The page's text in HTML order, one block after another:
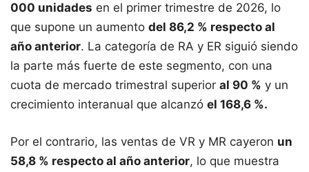
000 unidades en el primer trimestre de 2026, lo
que supone un aumento del 86,2 % respecto al
año anterior. La categoría de RA y ER siguió siendo
la parte más fuerte de este segmento, con una
cuota de mercado trimestral superior al 90 % y un
crecimiento interanual que alcanzó el 168,6 %.
Por el contrario, las ventas de VR y MR cayeron un
58,8 % respecto al año anterior, lo que muestra